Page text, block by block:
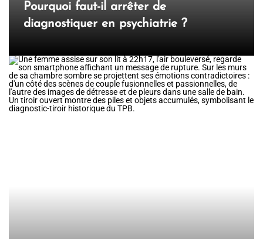
Pourquoi faut-il arrêter de
diagnostiquer en psychiatrie ?